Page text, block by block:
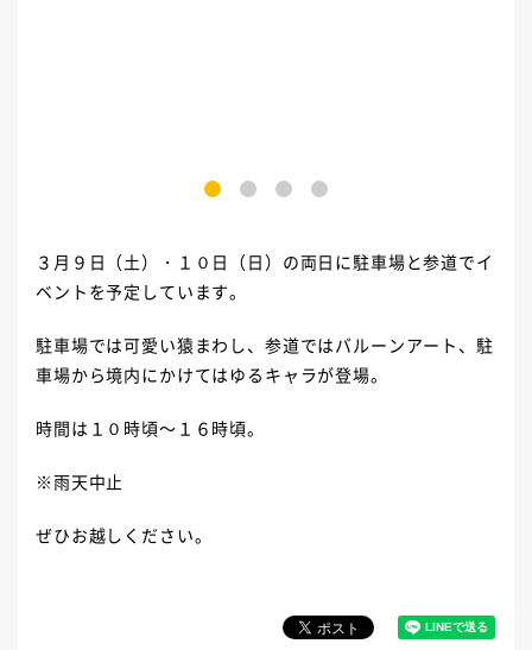
3 4
３月９日（土）・１０日（日）の両日に駐車場と参道でイ
ベントを予定しています。
駐車場では可愛い猿まわし、参道ではバルーンアート、駐
車場から境内にかけてはゆるキャラが登場。
時間は１０時頃～１６時頃。
※雨天中止
ぜひお越しください。